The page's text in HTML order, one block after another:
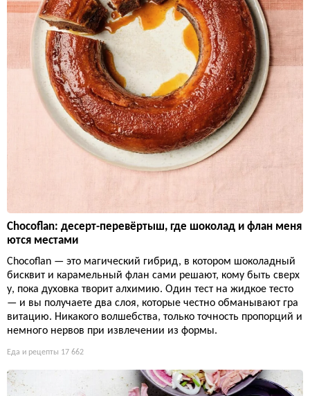
Chocoflan: десерт-перевёртыш, где шоколад и флан меня
ются местами
Chocoflan — это магический гибрид, в котором шоколадный
бисквит и карамельный флан сами решают, кому быть сверх
у, пока духовка творит алхимию. Один тест на жидкое тесто
— и вы получаете два слоя, которые честно обманывают гра
витацию. Никакого волшебства, только точность пропорций и
немного нервов при извлечении из формы.
Еда и рецепты 17 662